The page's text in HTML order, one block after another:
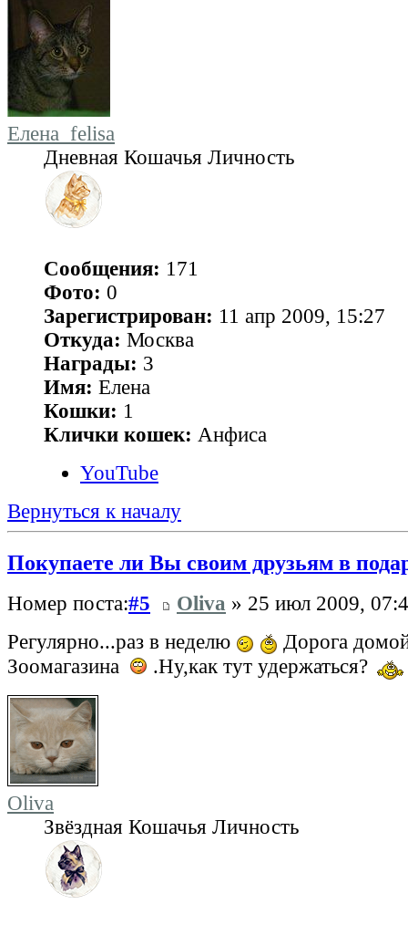
Елена_felisa
Дневная Кошачья Личность
Сообщения: 171
Фото: 0
Зарегистрирован: 11 апр 2009, 15:27
Откуда: Москва
Награды: 3
Имя: Елена
Кошки: 1
Клички кошек: Анфиса
YouTube
Вернуться к началу
Покупаете ли Вы своим друзьям в
Номер поста:#5 Oliva » 25 июл 2009,
Регулярно...раз в неделю
Дорога
Зоомагазина
.Ну,как тут удержаться?
Oliva
Звёздная Кошачья Личность